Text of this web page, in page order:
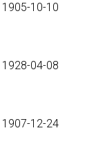
1905-10-10
1928-04-08
1907-12-24